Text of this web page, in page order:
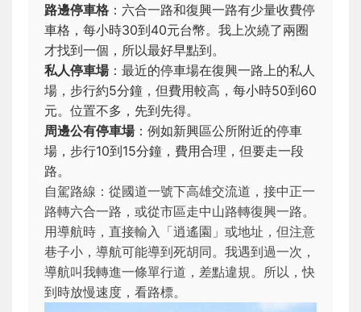
路邊停車格 ：六合一路和復興一路有少量收費停
車格，每小時30到40元台幣。我上次繞了兩圈
才找到一個，所以最好早點到。
私人停車場：最近的停車場在復興一路上的私人
場，步行約5分鐘，但費用較高，每小時50到60
元。位置不多，先到先得。
周邊公有停車場：例如新興區公所附近的停車
場，步行10到15分鐘，費用合理，但要走一段
路。
自駕路線：從國道一號下高雄交流道，接中正一
路轉六合一路，或從市區走中山路轉復興一路。
用導航時，直接輸入「逍遙園」或地址，但注意
巷子小，導航可能導到死胡同。我遇到過一次，
導航叫我轉進一條單行道，差點違規。所以，快
到時放慢速度，看路標。